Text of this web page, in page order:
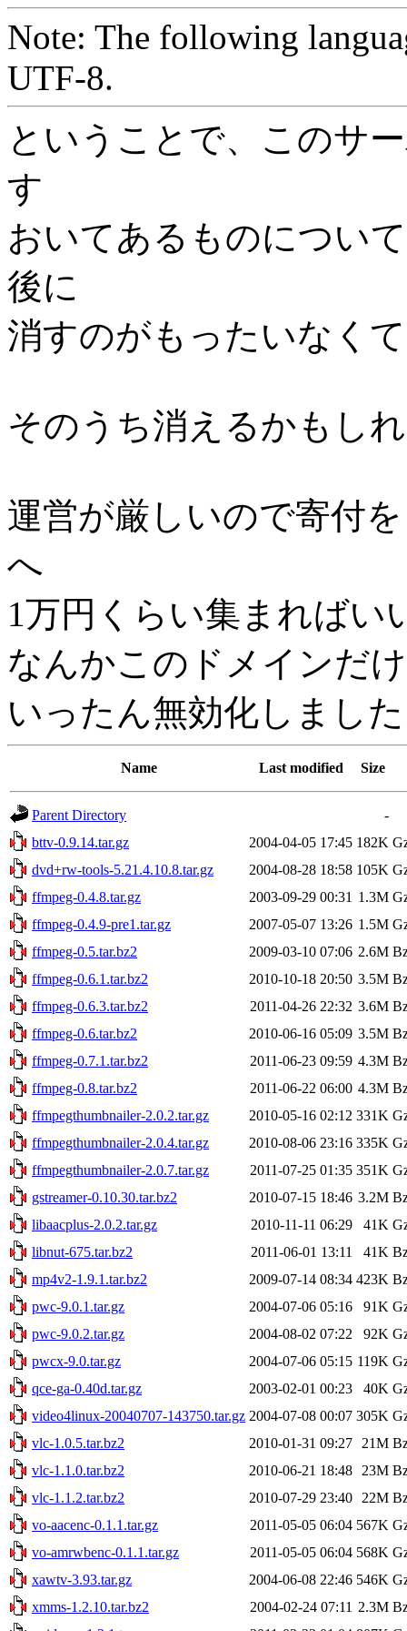
Note: The following
UTF-8.
ということで、このサ
す
おいてあるものについ
後に
消すのがもったいなく
そのうち消えるかもし
運営が厳しいので寄付
へ
1万円くらい集まればい
なんかこのドメインだ
いったん無効化しまし
Name Last modified Size
Parent Directory
-
bttv-0.9.14.tar.gz
2004-04-05 17:45 182K
dvd+rw-tools-5.21.4.10.8.tar.gz
2004-08-28 18:58 105K
ffmpeg-0.4.8.tar.gz
2003-09-29 00:31 1.3M
ffmpeg-0.4.9-pre1.tar.gz
2007-05-07 13:26 1.5M
ffmpeg-0.5.tar.bz2
2009-03-10 07:06 2.6M
ffmpeg-0.6.1.tar.bz2
2010-10-18 20:50 3.5M
ffmpeg-0.6.3.tar.bz2
2011-04-26 22:32 3.6M
ffmpeg-0.6.tar.bz2
2010-06-16 05:09 3.5M
ffmpeg-0.7.1.tar.bz2
2011-06-23 09:59 4.3M
ffmpeg-0.8.tar.bz2
2011-06-22 06:00 4.3M
ffmpegthumbnailer-2.0.2.tar.gz
2010-05-16 02:12 331K
ffmpegthumbnailer-2.0.4.tar.gz
2010-08-06 23:16 335K
ffmpegthumbnailer-2.0.7.tar.gz
2011-07-25 01:35 351K
gstreamer-0.10.30.tar.bz2
2010-07-15 18:46 3.2M
libaacplus-2.0.2.tar.gz
2010-11-11 06:29 41K
libnut-675.tar.bz2
2011-06-01 13:11 41K
mp4v2-1.9.1.tar.bz2
2009-07-14 08:34 423K
pwc-9.0.1.tar.gz
2004-07-06 05:16 91K
pwc-9.0.2.tar.gz
2004-08-02 07:22 92K
pwcx-9.0.tar.gz
2004-07-06 05:15 119K
qce-ga-0.40d.tar.gz
2003-02-01 00:23 40K
video4linux-20040707-143750.tar.gz 2004-07-08 00:07 305K
vlc-1.0.5.tar.bz2
2010-01-31 09:27 21M
vlc-1.1.0.tar.bz2
2010-06-21 18:48 23M
vlc-1.1.2.tar.bz2
2010-07-29 23:40 22M
vo-aacenc-0.1.1.tar.gz
2011-05-05 06:04 567K
vo-amrwbenc-0.1.1.tar.gz
2011-05-05 06:04 568K
xawtv-3.93.tar.gz
2004-06-08 22:46 546K
xmms-1.2.10.tar.bz2
2004-02-24 07:11 2.3M